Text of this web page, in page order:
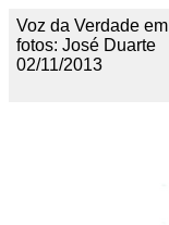
Voz da Verdade
fotos: José Duarte
02/11/2013